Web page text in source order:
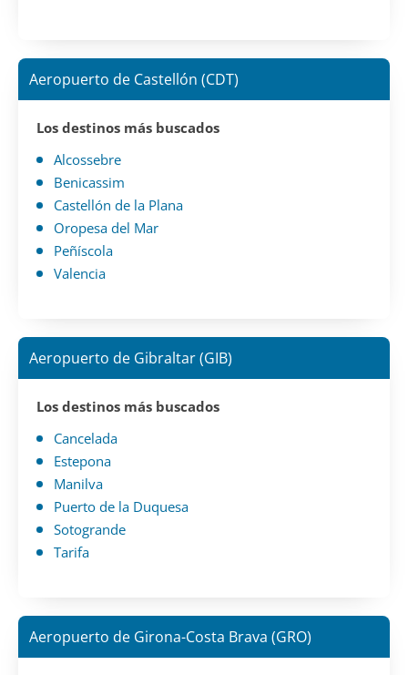
Aeropuerto de Castellón (CDT)
Los destinos más buscados
Alcossebre
Benicassim
Castellón de la Plana
Oropesa del Mar
Peñíscola
Valencia
Aeropuerto de Gibraltar (GIB)
Los destinos más buscados
Cancelada
Estepona
Manilva
Puerto de la Duquesa
Sotogrande
Tarifa
Aeropuerto de Girona-Costa Brava (GRO)